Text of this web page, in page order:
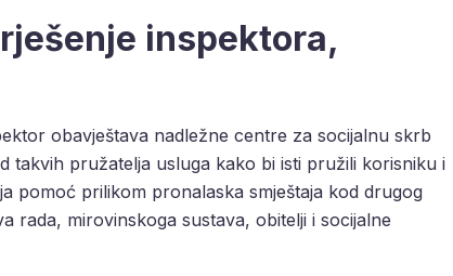
inspektora,
obavještava nadležne centre za socijalnu skrb
takvih pružatelja usluga kako bi isti pružili korisniku i
pomoć prilikom pronalaska smještaja kod drugog
rada, mirovinskoga sustava, obitelji i socijalne